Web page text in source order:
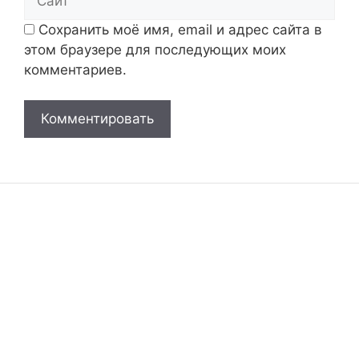
Сохранить моё имя, email и адрес сайта в
этом браузере для последующих моих
комментариев.